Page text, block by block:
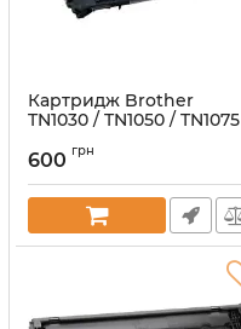
Картридж Brother
TN1030 / TN1050 / TN1075
першохід
Артикул:vostTN-1030
600 грн